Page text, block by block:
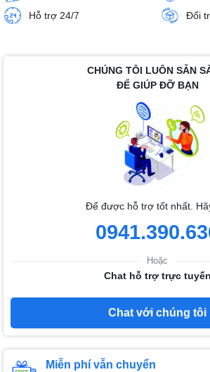
Hỗ trợ 24/7
Đổi
CHÚNG TÔI LUÔN SẴN
ĐỂ GIÚP ĐỠ BẠN
Để được hỗ trợ tốt nhất.
Hoặc
Chat hỗ trợ trực tuyến
Chat với chúng tôi
Miễn phí vẫn chuyển